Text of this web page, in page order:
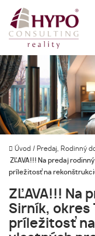
Úvod / Predaj, Rodinný
ZĽAVA!!! Na predaj
príležitosť na
ZĽAVA!!! Na
Sirník, okres
príležitosť